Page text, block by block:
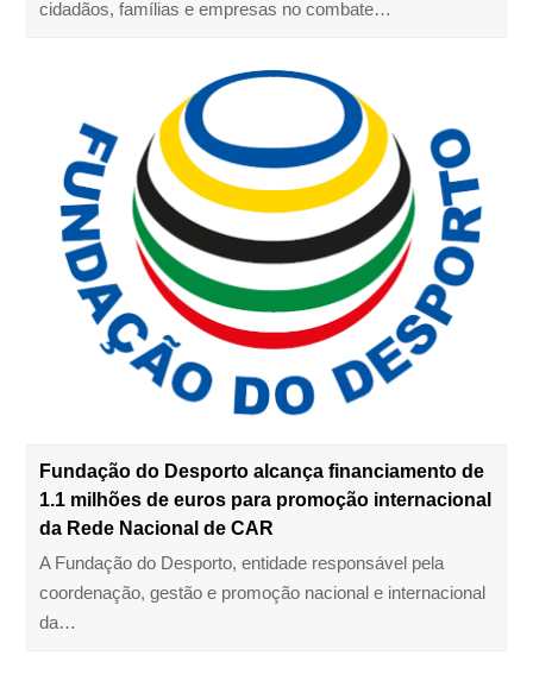
cidadãos, famílias e empresas no combate…
Fundação do Desporto alcança financiamento de
1.1 milhões de euros para promoção internacional
da Rede Nacional de CAR
A Fundação do Desporto, entidade responsável pela
coordenação, gestão e promoção nacional e internacional
da…